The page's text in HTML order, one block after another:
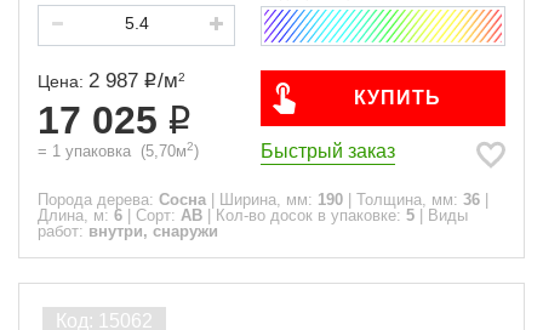
Цена: 2 987 /м2
17 025
= 1 упаковка (5,70м2)
КУПИТЬ
Быстрый заказ
Порода дерева: Сосна Ширина, мм: 190 Толщина, мм: 36
Длина, м: 6 Сорт: АВ Кол-во досок в упаковке: 5
Виды
работ: внутри, снаружи